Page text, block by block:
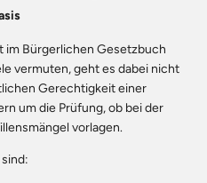
im Bürgerlichen Gesetzbuch
vermuten, geht es dabei nicht
Gerechtigkeit einer
um die Prüfung, ob bei der
vorlagen.